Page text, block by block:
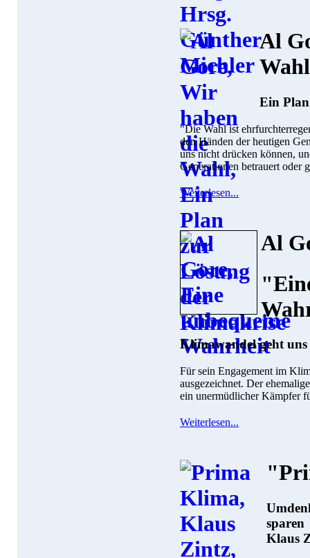
Al
Ein
"Die Wahl ist
den Händen der heutigen
uns nicht drücken können,
Generationen betrauert oder
Weiterlesen...
Al
Klimawandel geht uns
Für sein Engagement im
ausgezeichnet. Der
ein unermüdlicher Kämpfer
Weiterlesen...
sparen
Klaus